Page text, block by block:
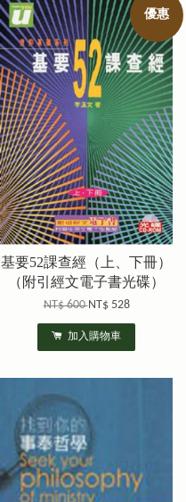
優惠
基要52課查經（上、下冊）
（附引經文電子書光碟）
NT$ 600NT$ 528
加入購物車